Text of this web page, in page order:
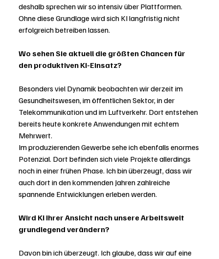
deshalb sprechen wir so intensiv über Plattformen.
Ohne diese Grundlage wird sich KI langfristig nicht
erfolgreich betreiben lassen.
Wo sehen Sie aktuell die größten Chancen für
den produktiven KI-Einsatz?
Besonders viel Dynamik beobachten wir derzeit im
Gesundheitswesen, im öffentlichen Sektor, in der
Telekommunikation und im Luftverkehr. Dort entstehen
bereits heute konkrete Anwendungen mit echtem
Mehrwert.
Im produzierenden Gewerbe sehe ich ebenfalls enormes
Potenzial. Dort befinden sich viele Projekte allerdings
noch in einer frühen Phase. Ich bin überzeugt, dass wir
auch dort in den kommenden Jahren zahlreiche
spannende Entwicklungen erleben werden.
Wird KI Ihrer Ansicht nach unsere Arbeitswelt
grundlegend verändern?
Davon bin ich überzeugt. Ich glaube, dass wir auf eine